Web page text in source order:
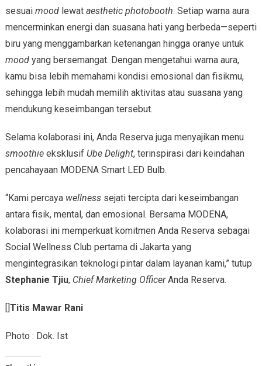
sesuai mood lewat aesthetic photobooth. Setiap warna aura
mencerminkan energi dan suasana hati yang berbeda—seperti
biru yang menggambarkan ketenangan hingga oranye untuk
mood yang bersemangat. Dengan mengetahui warna aura,
kamu bisa lebih memahami kondisi emosional dan fisikmu,
sehingga lebih mudah memilih aktivitas atau suasana yang
mendukung keseimbangan tersebut.
Selama kolaborasi ini, Anda Reserva juga menyajikan menu
smoothie eksklusif Ube Delight, terinspirasi dari keindahan
pencahayaan MODENA Smart LED Bulb.
“Kami percaya wellness sejati tercipta dari keseimbangan
antara fisik, mental, dan emosional. Bersama MODENA,
kolaborasi ini memperkuat komitmen Anda Reserva sebagai
Social Wellness Club pertama di Jakarta yang
mengintegrasikan teknologi pintar dalam layanan kami,” tutup
Stephanie Tjiu, Chief Marketing OfficerAnda Reserva.
[]Titis Mawar Rani
Photo : Dok. Ist